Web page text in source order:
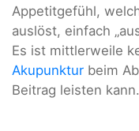
Appetitgefühl,
auslöst, einfach
Es ist mittlerweile
Akupunktur beim
Beitrag leisten kann.